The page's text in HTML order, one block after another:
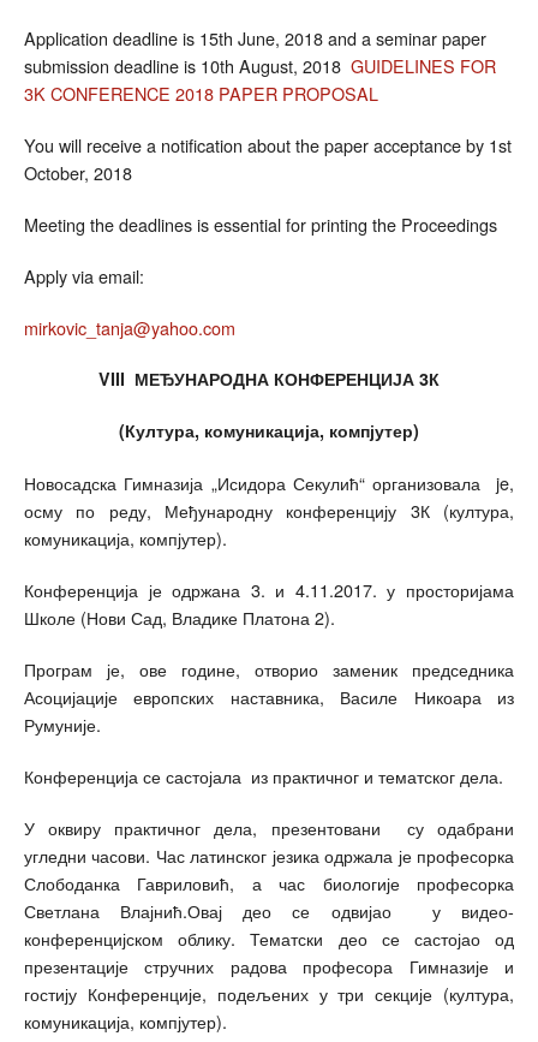
Application deadline is 15th June, 2018 and a seminar paper
submission deadline is 10th August, 2018 GUIDELINES FOR
3K CONFERENCE 2018 PAPER PROPOSAL
You will receive a notification about the paper acceptance by 1st
October, 2018
Meeting the deadlines is essential for printing the Proceedings
Apply via email:
mirkovic_tanja@yahoo.com
VIII МЕЂУНАРОДНА КОНФЕРЕНЦИЈА 3К
(Култура, комуникација, компјутер)
Новосадска Гимназија „Исидора Секулић“ организовала je,
осму по реду, Међународну конференцију 3К (култура,
комуникација, компјутер).
Конференција је одржана 3. и 4.11.2017. у просторијама
Школе (Нови Сад, Владике Платона 2).
Програм је, ове године, отворио заменик председника
Асоцијације европских наставника, Василе Никоара из
Румуније.
Конференција се састојала из практичног и тематског дела.
У оквиру практичног дела, презентовани су одабрани
угледни часови. Час латинског језика одржала је професорка
Слободанка Гавриловић, а час биологије професорка
Светлана Влајнић.Овај део се одвијао у видео-
конференцијском облику. Тематски део се састојао од
презентације стручних радова професора Гимназије и
гостију Конференције, подељених у три секције (култура,
комуникација, компјутер).